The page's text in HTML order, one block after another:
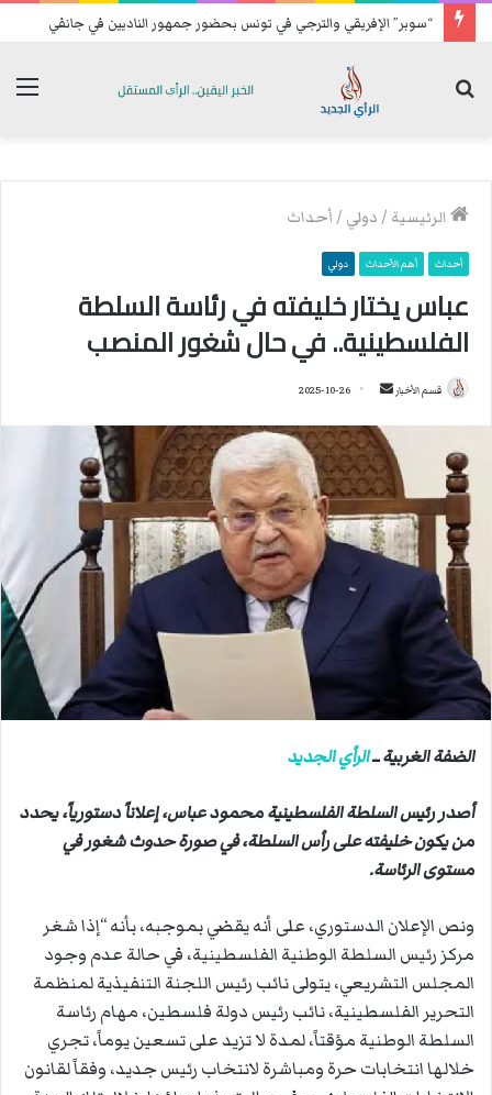
“سوبر” الإفريقي والترجي في تونس بحضور جمهور الناديين في جانفي
الرئيسية /دولي /أحداث
أحداث أهم الأحداث دولي
عباس يختار خليفته في رئاسة السلطة
الفلسطينية.. في حال شغور المنصب
قسم الأخبار
س
ل
ب
ر
ي
و
ي
ا
2025-10-26
الضفة الغربية ــالرأي الجديد
أصدر رئيس السلطة الفلسطينية محمود عباس، إعلاناً دستورياً، يحدد
من يكون خليفته على رأس السلطة، في صورة حدوث شغور في
مستوى الرئاسة.
ونص الإعلان الدستوري، على أنه يقضي بموجبه، بأنه “إذا شغر
مركز رئيس السلطة الوطنية الفلسطينية، في حالة عدم وجود
المجلس التشريعي، يتولى نائب رئيس اللجنة التنفيذية لمنظمة
التحرير الفلسطينية، نائب رئيس دولة فلسطين، مهام رئاسة
السلطة الوطنية مؤقتاً، لمدة لا تزيد على تسعين يوماً، تجري
خلالها انتخابات حرة ومباشرة لانتخاب رئيس جديد، وفقاً لقانون